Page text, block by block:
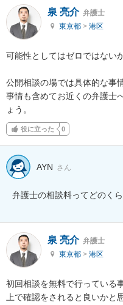
泉 亮介 弁護士
東京都 > 港区
可能性としてはゼロではない
公開相談の場では具体的な事
事情も含めてお近くの弁護士
ょう。
役に立った 0
AYN さん
弁護士の相談料ってどのく
泉 亮介 弁護士
東京都 > 港区
初回相談を無料で行っている
上で確認をされると良いかと